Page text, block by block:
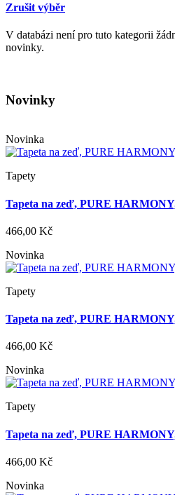
Zrušit výběr
V databázi není pro tuto kategorii
novinky.
Novinky
Novinka
Tapety
Tapeta na zeď, PURE
466,00 Kč
Novinka
Tapety
Tapeta na zeď, PURE
466,00 Kč
Novinka
Tapety
Tapeta na zeď, PURE
466,00 Kč
Novinka